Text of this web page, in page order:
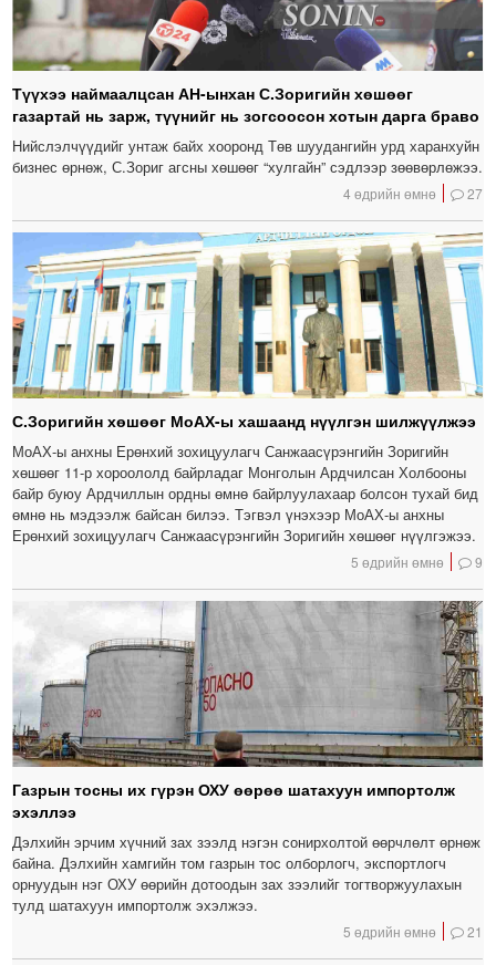
Түүхээ наймаалцсан АН-ынхан С.Зоригийн хөшөөг
газартай нь зарж, түүнийг нь зогсоосон хотын дарга браво
Нийслэлчүүдийг унтаж байх хооронд Төв шуудангийн урд харанхуйн
бизнес өрнөж, С.Зориг агсны хөшөөг “хулгайн” сэдлээр зөөвөрлөжээ.
4 өдрийн өмнө 27
С.Зоригийн хөшөөг МоАХ-ы хашаанд нүүлгэн шилжүүлжээ
МоАХ-ы анхны Ерөнхий зохицуулагч Санжаасүрэнгийн Зоригийн
хөшөөг 11-р хороололд байрладаг Монголын Ардчилсан Холбооны
байр буюу Ардчиллын ордны өмнө байрлуулахаар болсон тухай бид
өмнө нь мэдээлж байсан билээ. Тэгвэл үнэхээр МоАХ-ы анхны
Ерөнхий зохицуулагч Санжаасүрэнгийн Зоригийн хөшөөг нүүлгэжээ.
5 өдрийн өмнө 9
Газрын тосны их гүрэн ОХУ өөрөө шатахуун импортолж
эхэллээ
Дэлхийн эрчим хүчний зах зээлд нэгэн сонирхолтой өөрчлөлт өрнөж
байна. Дэлхийн хамгийн том газрын тос олборлогч, экспортлогч
орнуудын нэг ОХУ өөрийн дотоодын зах зээлийг тогтворжуулахын
тулд шатахуун импортолж эхэлжээ.
5 өдрийн өмнө 21